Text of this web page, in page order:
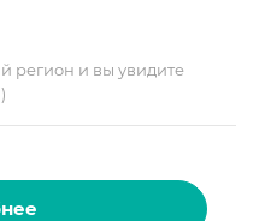
регион и вы увидите